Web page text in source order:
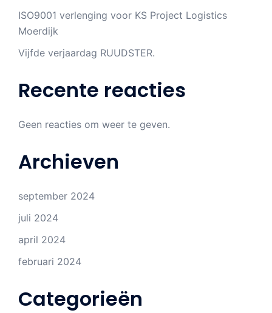
ISO9001 verlenging voor KS Project Logistics
Moerdijk
Vijfde verjaardag RUUDSTER.
Recente reacties
Geen reacties om weer te geven.
Archieven
september 2024
juli 2024
april 2024
februari 2024
Categorieën